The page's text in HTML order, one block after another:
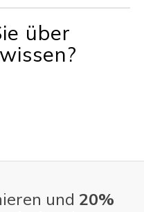
Wearing
über
und 20%